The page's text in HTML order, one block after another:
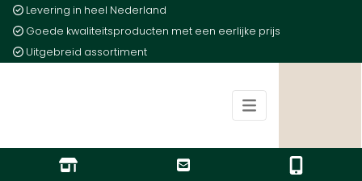
Levering in heel Nederland
Goede kwaliteitsproducten met een eerlijke prijs
Uitgebreid assortiment